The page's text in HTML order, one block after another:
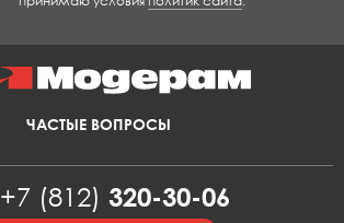
ЧАСТЫЕ ВОПРОСЫ
+7 (812) 320-30-06